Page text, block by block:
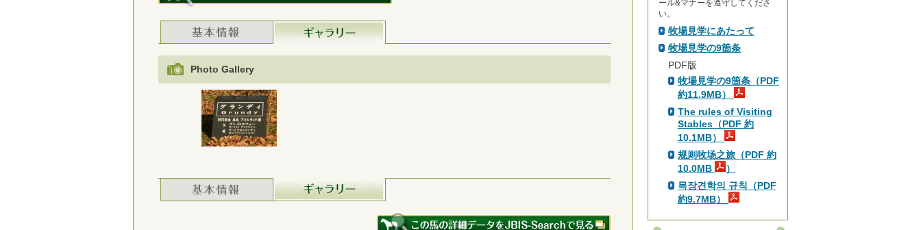
Photo Gallery
ール&マナーを遵守してくださ
い。
牧場見学にあたって
牧場見学の9箇条
PDF版
牧場見学の9箇条（PDF
約11.9MB）
The rules of Visiting
Stables（PDF 約
10.1MB）
规则牧场之旅（PDF 約
10.0MB
）
목장견학의 규칙（PDF
約9.7MB）